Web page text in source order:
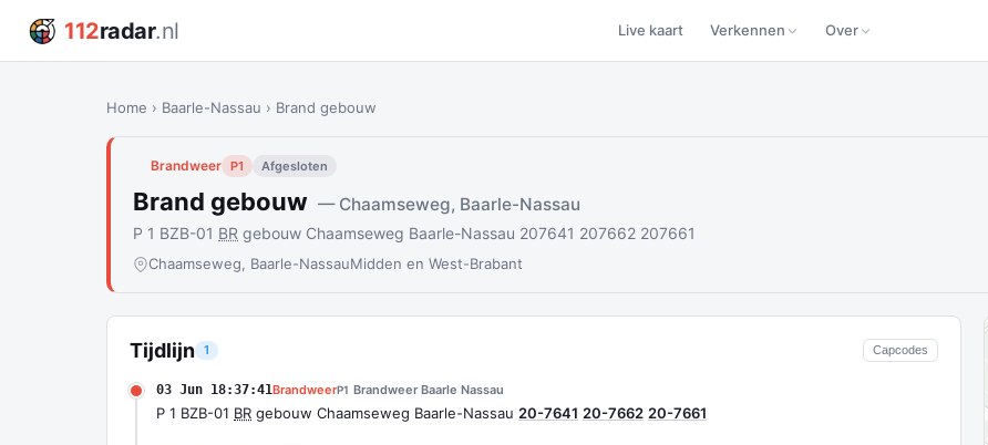
112radar.nl Live kaart Verkennen Over
Home › Baarle-Nassau › Brand gebouw
Brandweer P1 Afgesloten
Brand gebouw — Chaamseweg, Baarle-Nassau
P 1 BZB-01 BR gebouw Chaamseweg Baarle-Nassau 207641 207662 207661
Chaamseweg, Baarle-NassauMidden en West-Brabant
Tijdlijn 1 Capcodes
03 Jun 18:37:41BrandweerP1 Brandweer Baarle Nassau
P 1 BZB-01 BR gebouw Chaamseweg Baarle-Nassau 20-7641 20-7662 20-7661